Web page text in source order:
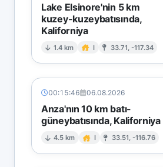
Lake Elsinore'nin 5 km
kuzey-kuzeybatısında,
Kaliforniya
1.4 km I 33.71, -117.34
00:15:46 06.08.2026
Anza'nın 10 km batı-
güneybatısında, Kaliforniya
4.5 km I 33.51, -116.76